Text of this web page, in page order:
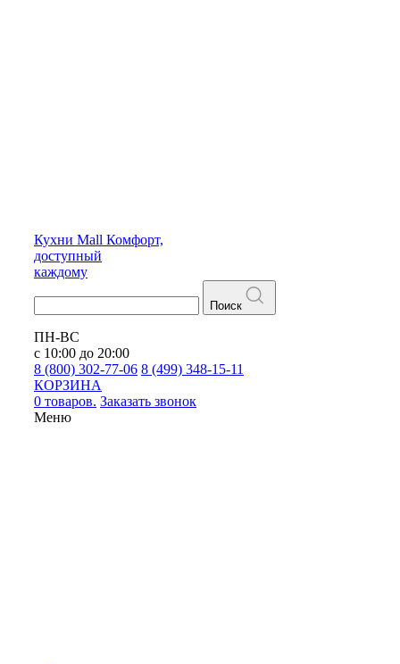
Кухни Mall Комфорт,
доступный
каждому
Поиск
ПН-ВС
с 10:00 до 20:00
8 (800) 302-77-06 8 (499) 348-15-11
КОРЗИНА
0 товаров. Заказать звонок
Меню